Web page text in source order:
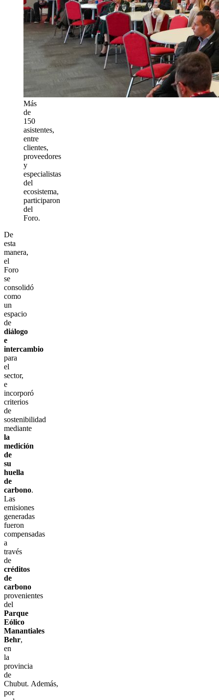
Más
de
150
asistentes,
entre
clientes,
proveedores
y
especialistas
del
ecosistema,
participaron
del
Foro.
De
esta
manera,
el
Foro
se
consolidó
como
un
espacio
de
diálogo
e
intercambio
para
el
sector,
e
incorporó
criterios
de
sostenibilidad
mediante
la
medición
de
su
huella
de
carbono.
Las
emisiones
generadas
fueron
compensadas
a
través
de
créditos
de
carbono
provenientes
del
Parque
Eólico
Manantiales
Behr,
en
la
provincia
de
Chubut. Además,
por